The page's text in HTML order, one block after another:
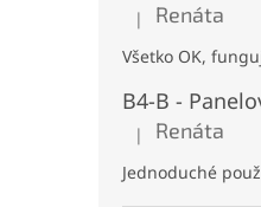
Hodnotenie
| Renáta
Všetko OK,
Hodnotenie
| Renáta
Jednoduché